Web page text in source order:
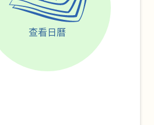
查看日曆